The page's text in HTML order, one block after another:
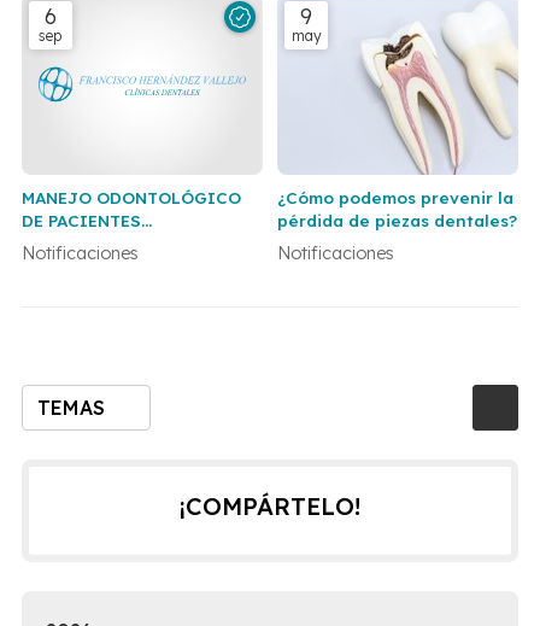
TEMAS
6
sep
MANEJO ODONTOLÓGICO
DE PACIENTES
TRANSPLANTADOS
Notificaciones
9
may
¿Cómo podemos prevenir la
pérdida de piezas dentales?
Notificaciones
¡COMPÁRTELO!